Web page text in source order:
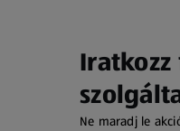
Iratkozz
Ne maradj le